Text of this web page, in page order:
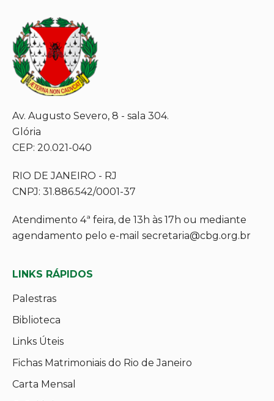
Av. Augusto Severo, 8 - sala 304.
Glória
CEP: 20.021-040
RIO DE JANEIRO - RJ
CNPJ: 31.886.542/0001-37
Atendimento 4ª feira, de 13h às 17h ou mediante
agendamento pelo e-mail secretaria@cbg.org.br
LINKS RÁPIDOS
Palestras
Biblioteca
Links Úteis
Fichas Matrimoniais do Rio de Janeiro
Carta Mensal